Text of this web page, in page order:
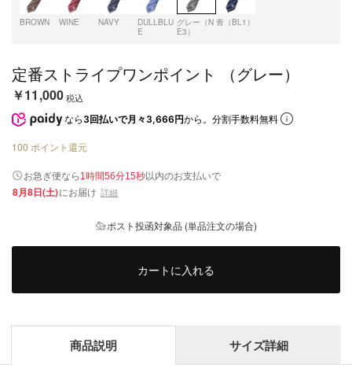
BROWN WINE NAVY
DULLBLU
E
グレー（N
E3）
青（BL1）
定番ストライプワンポイント （グレー）
￥11,000税込
なら 3回払いで月々3,666円から。分割手数料無料
100 ポイント還元
お急ぎ便なら 1時間56分15秒以内のお支払いで
8月8日(土)にお届け 詳細
ポスト投函対象品 (単品注文の場合)
カートに入れる
商品説明 サイズ詳細